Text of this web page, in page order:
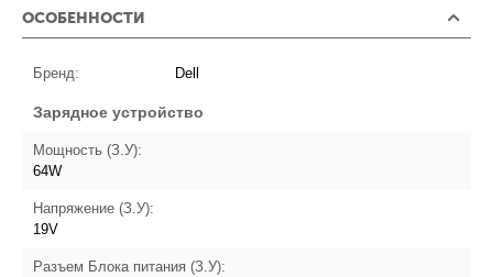
ОСОБЕННОСТИ
Бренд: Dell
Зарядное устройство
Мощность (З.У):
64W
Напряжение (З.У):
19V
Разъем Блока питания (З.У):